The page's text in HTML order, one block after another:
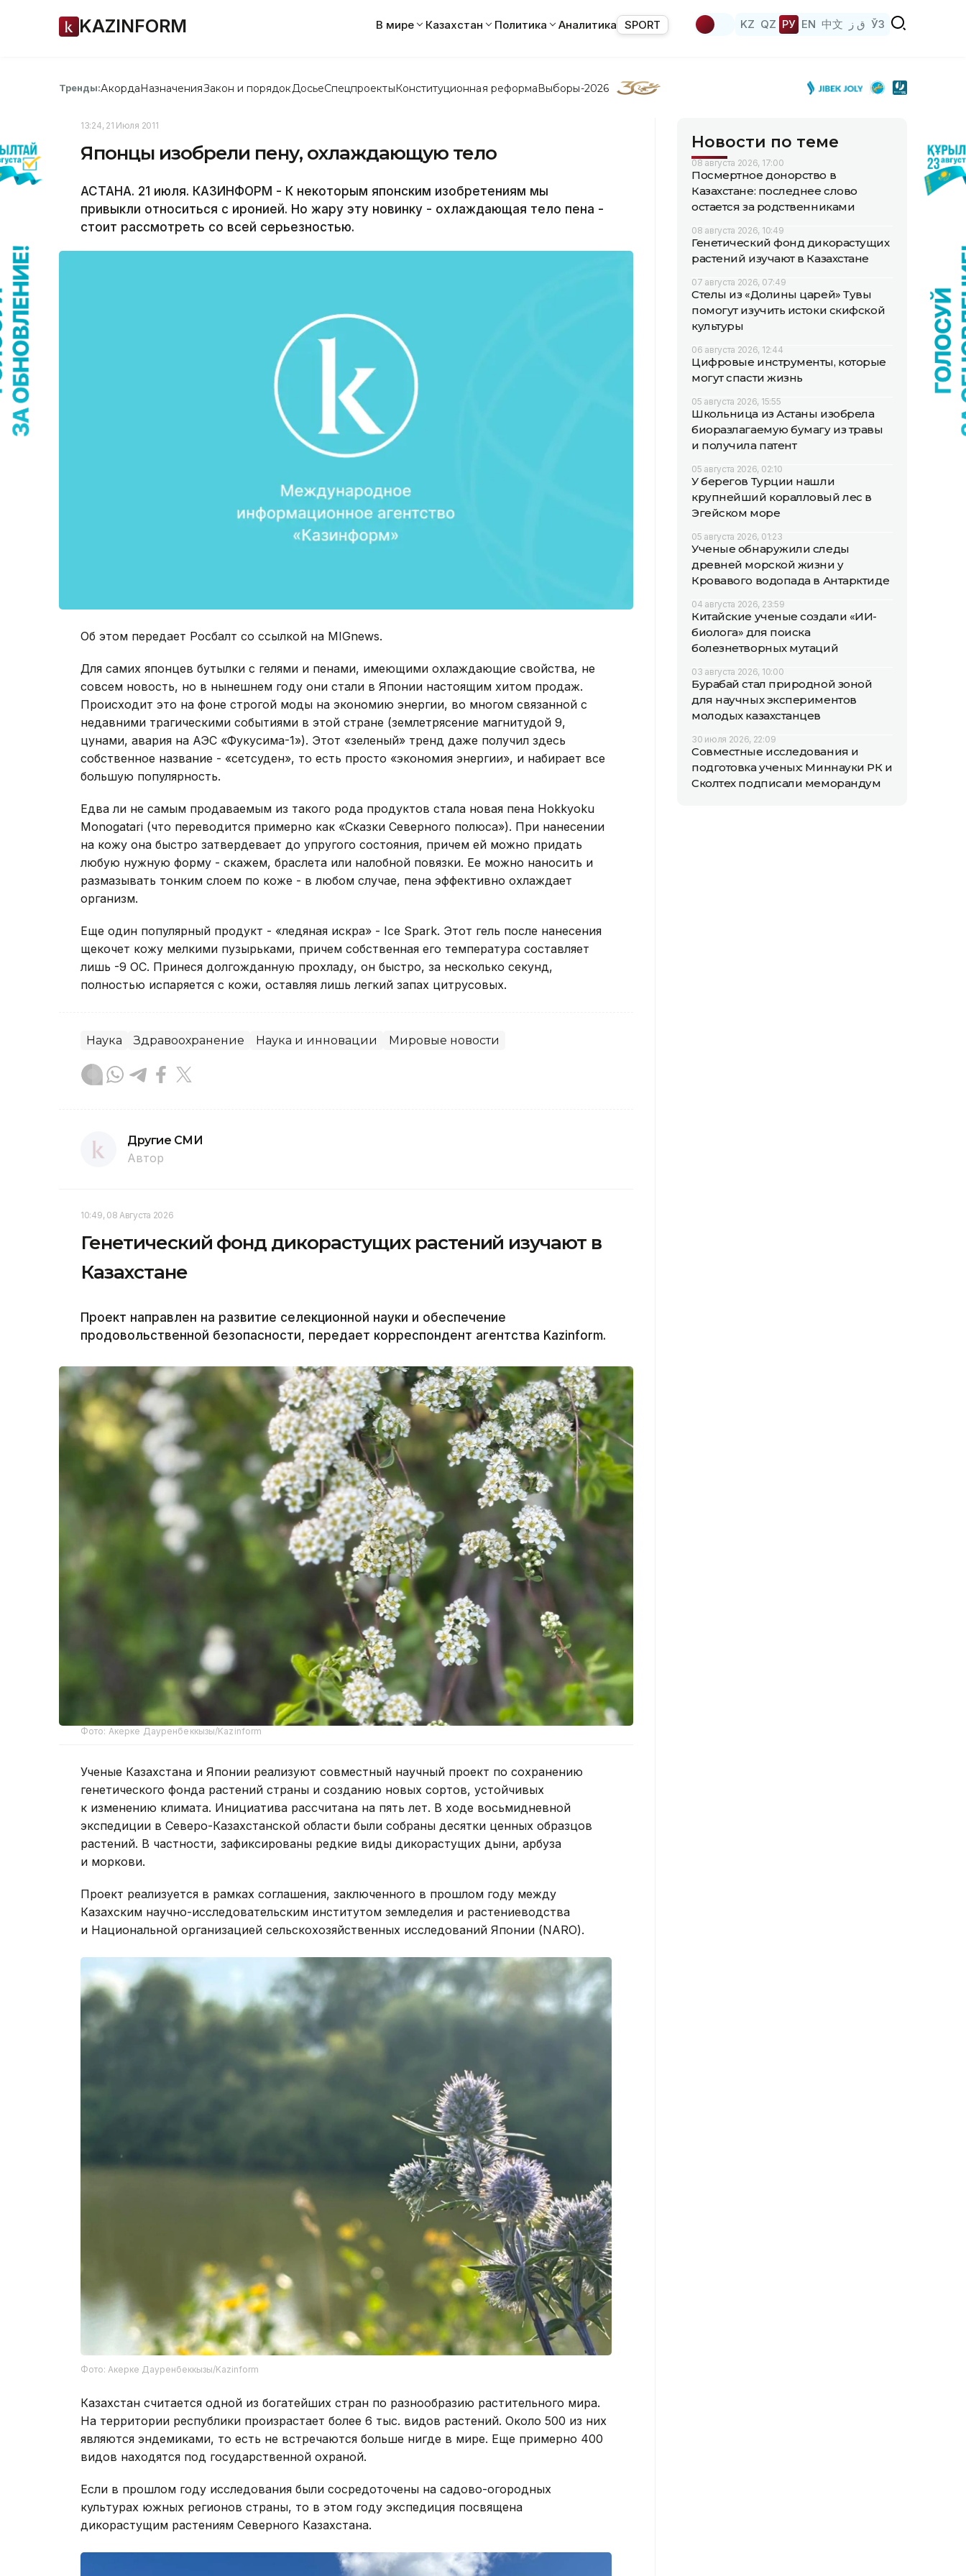
KAZINFORM В мире Казахстан Политика Аналитика SPORT KZ QZ РУ EN 中文 ق ز ЎЗ
Тренды:АкордаНазначенияЗакон и порядок ДосьеСпецпроектыКонституционная реформаВыборы-2026
13:24, 21 Июля 2011
Японцы изобрели пену, охлаждающую тело
АСТАНА. 21 июля. КАЗИНФОРМ - К некоторым японским изобретениям мы
привыкли относиться с иронией. Но жару эту новинку - охлаждающая тело пена -
стоит рассмотреть со всей серьезностью.
Об этом передает Росбалт со ссылкой на MIGnews.
Для самих японцев бутылки с гелями и пенами, имеющими охлаждающие свойства, не
совсем новость, но в нынешнем году они стали в Японии настоящим хитом продаж.
Происходит это на фоне строгой моды на экономию энергии, во многом связанной с
недавними трагическими событиями в этой стране (землетрясение магнитудой 9,
цунами, авария на АЭС «Фукусима-1»). Этот «зеленый» тренд даже получил здесь
собственное название - «сетсуден», то есть просто «экономия энергии», и набирает все
большую популярность.
Едва ли не самым продаваемым из такого рода продуктов стала новая пена Hokkyoku
Monogatari (что переводится примерно как «Сказки Северного полюса»). При нанесении
на кожу она быстро затвердевает до упругого состояния, причем ей можно придать
любую нужную форму - скажем, браслета или налобной повязки. Ее можно наносить и
размазывать тонким слоем по коже - в любом случае, пена эффективно охлаждает
организм.
Еще один популярный продукт - «ледяная искра» - Ice Spark. Этот гель после нанесения
щекочет кожу мелкими пузырьками, причем собственная его температура составляет
лишь -9 ОС. Принеся долгожданную прохладу, он быстро, за несколько секунд,
полностью испаряется с кожи, оставляя лишь легкий запах цитрусовых.
Наука Здравоохранение Наука и инновации Мировые новости
Другие СМИ
Автор
10:49, 08 Августа 2026
Генетический фонд дикорастущих растений изучают в
Казахстане
Проект направлен на развитие селекционной науки и обеспечение
продовольственной безопасности, передает корреспондент агентства Kazinform.
Фото: Акерке Дауренбеккызы/Kazinform
Ученые Казахстана и Японии реализуют совместный научный проект по сохранению
генетического фонда растений страны и созданию новых сортов, устойчивых
к изменению климата. Инициатива рассчитана на пять лет. В ходе восьмидневной
экспедиции в Северо-Казахстанской области были собраны десятки ценных образцов
растений. В частности, зафиксированы редкие виды дикорастущих дыни, арбуза
и моркови.
Проект реализуется в рамках соглашения, заключенного в прошлом году между
Казахским научно-исследовательским институтом земледелия и растениеводства
и Национальной организацией сельскохозяйственных исследований Японии (NARO).
Фото: Акерке Дауренбеккызы/Kazinform
Казахстан считается одной из богатейших стран по разнообразию растительного мира.
На территории республики произрастает более 6 тыс. видов растений. Около 500 из них
являются эндемиками, то есть не встречаются больше нигде в мире. Еще примерно 400
видов находятся под государственной охраной.
Если в прошлом году исследования были сосредоточены на садово-огородных
культурах южных регионов страны, то в этом году экспедиция посвящена
дикорастущим растениям Северного Казахстана.
Новости по теме
08 августа 2026, 17:00
Посмертное донорство в
Казахстане: последнее слово
остается за родственниками
08 августа 2026, 10:49
Генетический фонд дикорастущих
растений изучают в Казахстане
07 августа 2026, 07:49
Стелы из «Долины царей» Тувы
помогут изучить истоки скифской
культуры
06 августа 2026, 12:44
Цифровые инструменты, которые
могут спасти жизнь
05 августа 2026, 15:55
Школьница из Астаны изобрела
биоразлагаемую бумагу из травы
и получила патент
05 августа 2026, 02:10
У берегов Турции нашли
крупнейший коралловый лес в
Эгейском море
05 августа 2026, 01:23
Ученые обнаружили следы
древней морской жизни у
Кровавого водопада в Антарктиде
04 августа 2026, 23:59
Китайские ученые создали «ИИ-
биолога» для поиска
болезнетворных мутаций
03 августа 2026, 10:00
Бурабай стал природной зоной
для научных экспериментов
молодых казахстанцев
30 июля 2026, 22:09
Совместные исследования и
подготовка ученых: Миннауки РК и
Сколтех подписали меморандум